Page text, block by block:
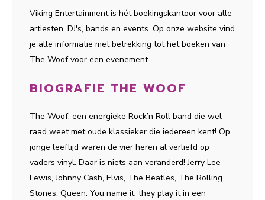
Viking Entertainment is hét boekingskantoor voor alle
artiesten, DJ's, bands en events. Op onze website vind
je alle informatie met betrekking tot het boeken van
The Woof voor een evenement.
BIOGRAFIE THE WOOF
The Woof, een energieke Rock’n Roll band die wel
raad weet met oude klassieker die iedereen kent! Op
jonge leeftijd waren de vier heren al verliefd op
vaders vinyl. Daar is niets aan veranderd! Jerry Lee
Lewis, Johnny Cash, Elvis, The Beatles, The Rolling
Stones, Queen. You name it, they play it in een